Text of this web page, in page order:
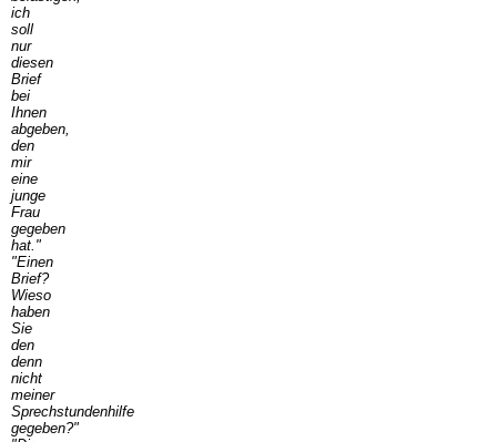
ich
soll
nur
diesen
Brief
bei
Ihnen
abgeben,
den
mir
eine
junge
Frau
gegeben
hat."
"Einen
Brief?
Wieso
haben
Sie
den
denn
nicht
meiner
Sprechstundenhilfe
gegeben?"